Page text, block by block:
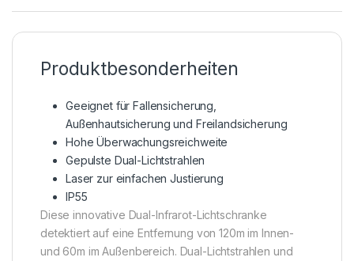
Produktbesonderheiten
Geeignet für Fallensicherung,
Außenhautsicherung und Freilandsicherung
Hohe Überwachungsreichweite
Gepulste Dual-Lichtstrahlen
Laser zur einfachen Justierung
IP55
Diese innovative Dual-Infrarot-Lichtschranke
detektiert auf eine Entfernung von 120m im Innen-
und 60m im Außenbereich. Dual-Lichtstrahlen und